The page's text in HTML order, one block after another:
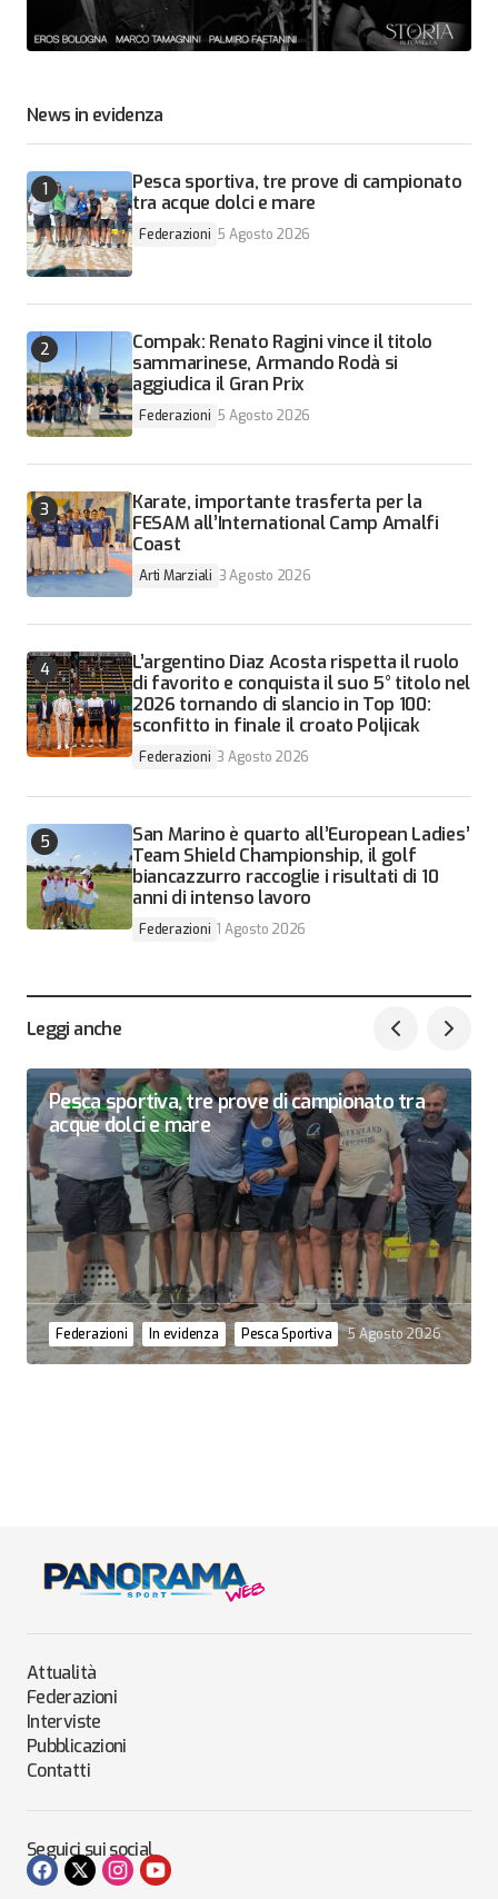
News in evidenza
Pesca sportiva, tre prove di campionato
tra acque dolci e mare
Federazioni 5 Agosto 2026
Compak: Renato Ragini vince il titolo
sammarinese, Armando Rodà si
aggiudica il Gran Prix
Federazioni 5 Agosto 2026
Karate, importante trasferta per la
FESAM all’International Camp Amalfi
Coast
Arti Marziali 3 Agosto 2026
L’argentino Diaz Acosta rispetta il ruolo
di favorito e conquista il suo 5° titolo nel
2026 tornando di slancio in Top 100:
sconfitto in finale il croato Poljicak
Federazioni 3 Agosto 2026
San Marino è quarto all’European Ladies’
Team Shield Championship, il golf
biancazzurro raccoglie i risultati di 10
anni di intenso lavoro
Federazioni 1 Agosto 2026
Leggi anche
Pesca sportiva, tre prove di campionato tra
acque dolci e mare
Federazioni In evidenza Pesca Sportiva 5 Agosto 2026
Attualità
Federazioni
Interviste
Pubblicazioni
Contatti
Seguici sui social